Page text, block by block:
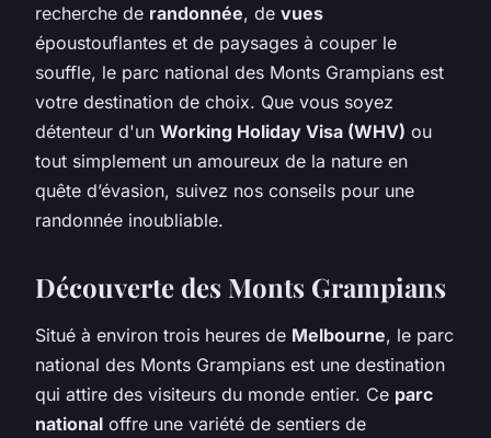
recherche de randonnée, de vues
époustouflantes et de paysages à couper le
souffle, le parc national des Monts Grampians est
votre destination de choix. Que vous soyez
détenteur d'un Working Holiday Visa (WHV) ou
tout simplement un amoureux de la nature en
quête d’évasion, suivez nos conseils pour une
randonnée inoubliable.
Découverte des Monts Grampians
Situé à environ trois heures de Melbourne, le parc
national des Monts Grampians est une destination
qui attire des visiteurs du monde entier. Ce parc
national offre une variété de sentiers de